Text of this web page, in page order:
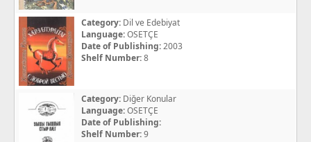
Category: Dil ve Edebiyat
Language:OSETÇE
Date of Publishing:2003
Shelf Number:8
Category: Diğer Konular
Language:OSETÇE
Date of Publishing:
Shelf Number:9